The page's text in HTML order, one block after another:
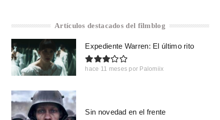
Artículos destacados del filmblog
Expediente Warren: El último rito
hace 11 meses por Palomiix
Sin novedad en el frente